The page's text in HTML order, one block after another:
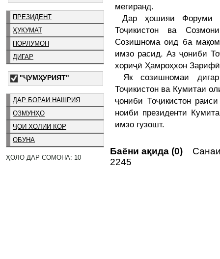
ПРЕЗИДЕНТ
ҲУКУМАТ
ПОРЛУМОН
ДИГАР
"ҶУМҲУРИЯТ"
ДАР БОРАИ НАШРИЯ
ОЗМУНҲО
ҶОИ ХОЛИИ КОР
ОБУНА
ҲОЛО ДАР СОМОНА: 10
мегиранд.
Дар ҳошияи Форуми
Тоҷикистон ва
Созишнома оид ба
имзо расид. Аз ҷониби
хориҷӣ Ҳамроҳхон
Як созишномаи
Тоҷикистон ва Кумитаи
ҷониби Тоҷикистон
ноиби президенти
имзо гузошт.
Баёни ақида (0)
2245